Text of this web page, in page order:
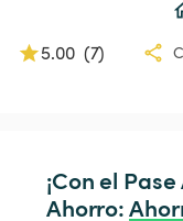
5.00 (7)
¡Con el
Ahorro: